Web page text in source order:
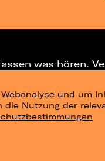
und um
Nutzung der
was hören.